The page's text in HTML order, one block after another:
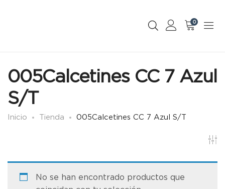
0
005Calcetines CC 7 Azul
S/T
Inicio Tienda 005Calcetines CC 7 Azul S/T
No se han encontrado productos que